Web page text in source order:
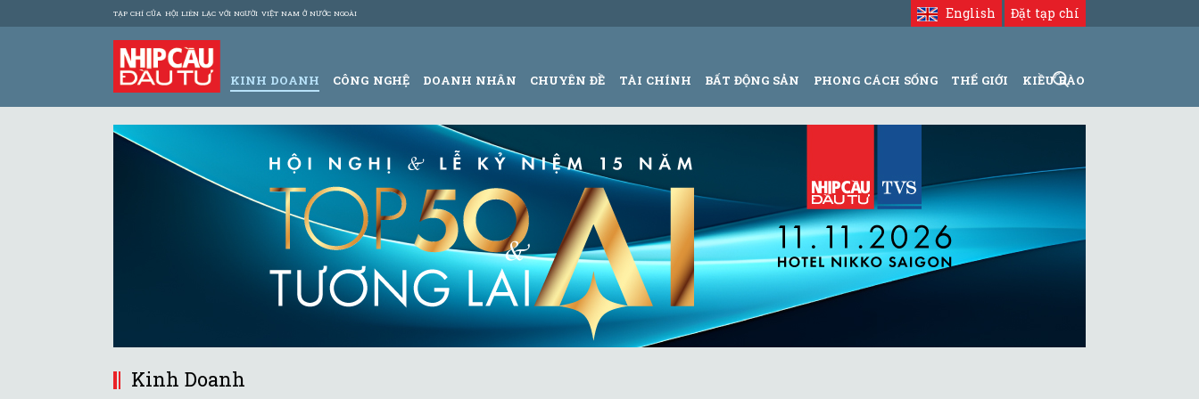
TẠP CHÍ CỦA HỘI LIÊN LẠC VỚI NGƯỜI VIỆT NAM Ở NƯỚC NGOÀI Đặt tạp chí
English
KINH DOANH CÔNG NGHỆ DOANH NHÂN CHUYÊN ĐỀ TÀI CHÍNH BẤT ĐỘNG SẢN PHONG CÁCH SỐNG THẾ GIỚI KIỀU BÀO
Kinh Doanh